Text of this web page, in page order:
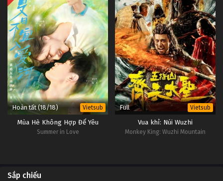
Hoàn tất (18/18) Vietsub
Mùa Hè Không Hợp Để Yêu
Summer in Love
Full Vietsub
Vua khỉ: Núi Wuzhi
Monkey King: Wuzhi Mountain
Sắp chiếu